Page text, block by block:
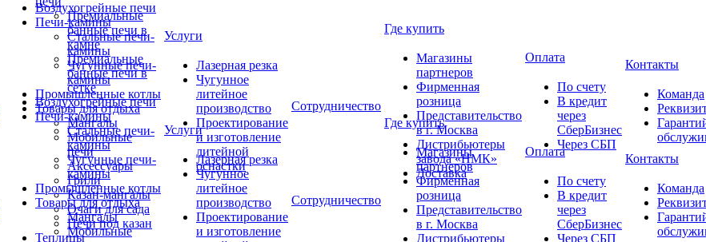
Воздухогрейные печи
Печи-камины
Стальные печи-
камины
Чугунные печи-
камины
Промышленные котлы
Товары для отдыха
Мангалы
Мобильные
печи
Аксессуары
Грили
Казан-мангалы
Очаги для сада
Печи под казан
Теплицы
Услуги
Лазерная резка
Чугунное
литейное
производство
Проектирование
и изготовление
литейной
оснастки
Сотрудничество
Где купить
Магазины
партнеров
Фирменная
розница
Представительство
в г. Москва
Дистрибьютеры
завода «НМК»
Доставка
Оплата
По счету
В кредит
через
СберБизнес
Через СБП
Контакты
Команда
Премиальные
банные печи в
камне
Премиальные
банные печи в
сетке
Воздухогрейные печи
Печи-камины
Стальные печи-
камины
Чугунные печи-
камины
Промышленные котлы
Товары для отдыха
Мангалы
Мобильные
Услуги
Лазерная резка
Чугунное
литейное
производство
Проектирование
и изготовление
Сотрудничество
Где купить
Магазины
партнеров
Фирменная
розница
Представительство
в г. Москва
Дистрибьютеры
Оплата
По счету
В кредит
через
СберБизнес
Через СБП
Контакты
Команда